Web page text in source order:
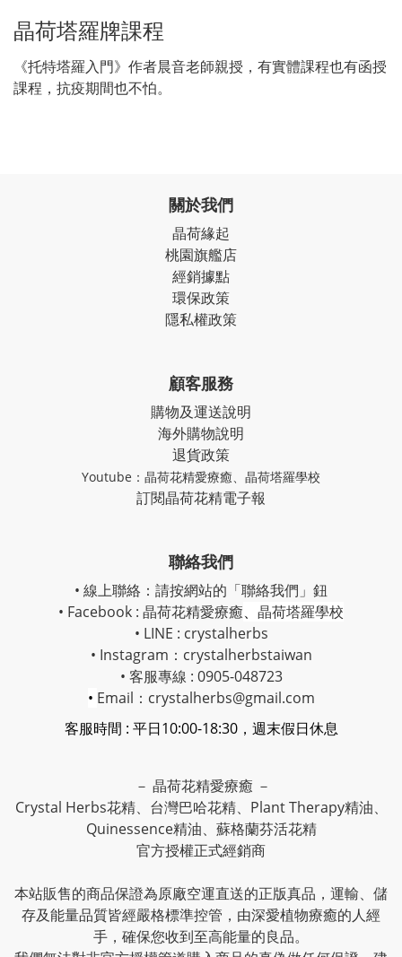
晶荷塔羅牌課程
《托特塔羅入門》作者晨音老師親授，有實體課程也有函授
課程，抗疫期間也不怕。
關於我們
晶荷緣起
桃園旗艦店
經銷據點
環保政策
隱私權政策
顧客服務
購物及運送說明
海外購物說明
退貨政策
Youtube： 晶荷花精愛療癒、 晶荷塔羅學校
訂閱晶荷花精電子報
聯絡我們
• 線上聯絡：請按網站的「聯絡我們」鈕
• Facebook : 晶荷花精愛療癒、 晶荷塔羅學校
• LINE : crystalherbs
• Instagram： crystalherbstaiwan
• 客服專線 : 0905-048723
• Email：crystalherbs@gmail.com
客服時間 : 平日10:00-18:30，週末假日休息
－ 晶荷花精愛療癒 －
Crystal Herbs花精、台灣巴哈花精、Plant Therapy精油、
Quinessence精油、蘇格蘭芬活花精
官方授權正式經銷商
本站販售的商品保證為原廠空運直送的正版真品，運輸、儲
存及能量品質皆經嚴格標準控管，由深愛植物療癒的人經
手，確保您收到至高能量的良品。